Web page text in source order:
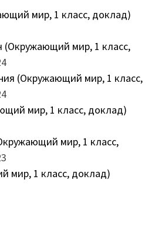
мир, 1 класс, доклад)
(Окружающий мир, 1 класс,
(Окружающий мир, 1 класс,
мир, 1 класс, доклад)
мир, 1 класс,
мир, 1 класс, доклад)